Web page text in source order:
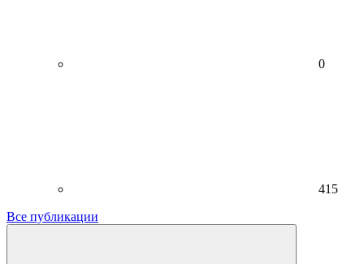
0
415
Все публикации